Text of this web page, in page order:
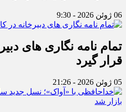
06 ژوئن 2026 - 9:30
تمام نامه نگاری های
قرار گیرد
05 ژوئن 2026 - 21:26